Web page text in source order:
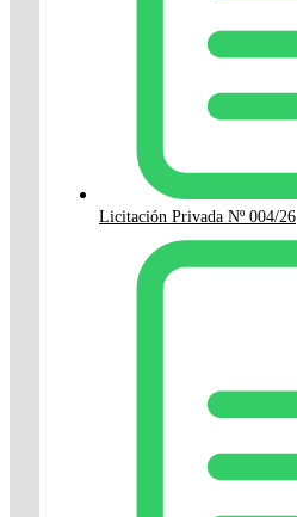
Licitación Privada Nº 004/26